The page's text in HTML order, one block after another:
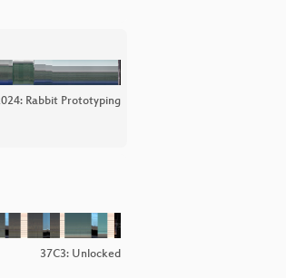
Rabbit Prototyping
37C3: Unlocked